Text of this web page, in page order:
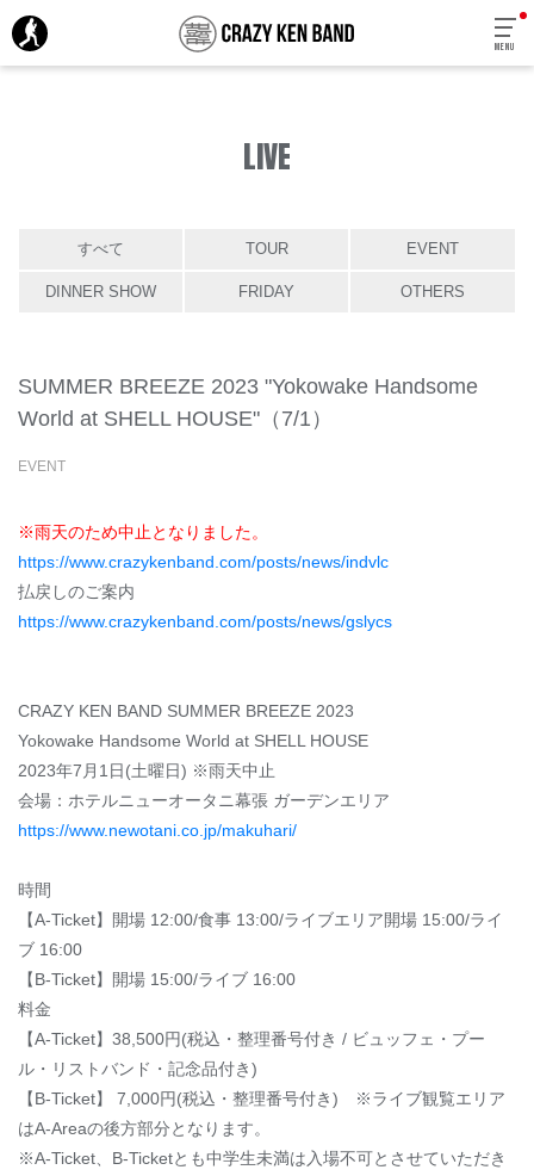
MENU
LIVE
すべて TOUR EVENT
DINNER SHOW FRIDAY OTHERS
SUMMER BREEZE 2023 "Yokowake Handsome
World at SHELL HOUSE"（7/1）
EVENT
※雨天のため中止となりました。
https://www.crazykenband.com/posts/news/indvlc
払戻しのご案内
https://www.crazykenband.com/posts/news/gslycs
CRAZY KEN BAND SUMMER BREEZE 2023
Yokowake Handsome World at SHELL HOUSE
2023年7月1日(土曜日) ※雨天中止
会場：ホテルニューオータニ幕張 ガーデンエリア
https://www.newotani.co.jp/makuhari/
時間
【A-Ticket】開場 12:00/食事 13:00/ライブエリア開場 15:00/ライ
ブ 16:00
【B-Ticket】開場 15:00/ライブ 16:00
料金
【A-Ticket】38,500円(税込・整理番号付き / ビュッフェ・プー
ル・リストバンド・記念品付き)
【B-Ticket】 7,000円(税込・整理番号付き)
※ライブ観覧エリア
はA-Areaの後方部分となります。
※A-Ticket、B-Ticketとも中学生未満は入場不可とさせていただき